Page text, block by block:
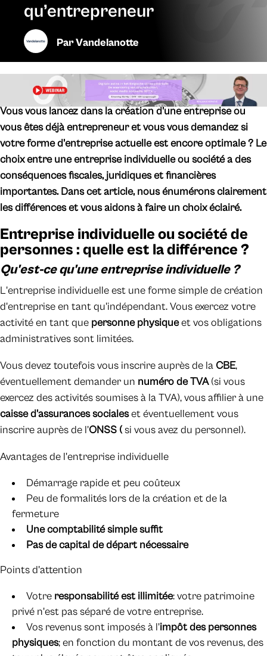
qu’entrepreneur
ParVandelanotte
​Vous vous lancez dans la création d'une entreprise ou
vous êtes déjà entrepreneur et vous vous demandez si
votre forme d'entreprise actuelle est encore optimale ? Le
choix entre une entreprise individuelle ou société a des
conséquences fiscales, juridiques et financières
importantes. Dans cet article, nous énumérons clairement
les différences et vous aidons à faire un choix éclairé.
​Entreprise individuelle ou société de
personnes : quelle est la différence ?
Qu'est-ce qu'une entreprise individuelle ?
L'entreprise individuelle est une forme simple de création
d'entreprise en tant qu'indépendant. Vous exercez votre
activité en tant que personne physiqueet vos obligations
administratives sont limitées.
Vous devez toutefois vous inscrire auprès de la CBE,
éventuellement demander un numéro de TVA(si vous
exercez des activités soumises à la TVA), vous affilier à une
caisse d'assurances socialeset éventuellement vous
inscrire auprès de l'ONSS (si vous avez du personnel).
Avantages de l'entreprise individuelle
Démarrage rapide et peu coûteux
Peu de formalités lors de la création et de la
fermeture
Une comptabilité simple suffit
Pas de capital de départ nécessaire
Points d'attention
Votre responsabilité est illimitée: votre patrimoine
privé n'est pas séparé de votre entreprise.
Vos revenus sont imposés à l'impôt des personnes
physiques; en fonction du montant de vos revenus, des